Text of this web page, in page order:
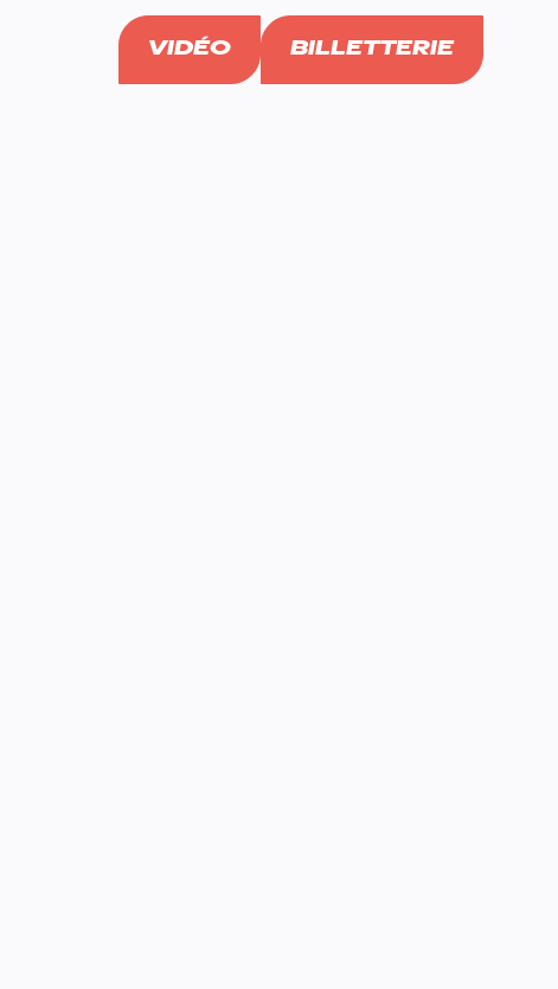
VIDÉO BILLETTERIE